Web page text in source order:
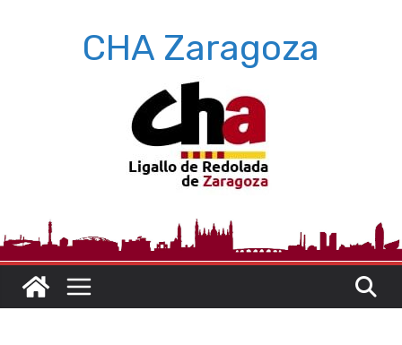
CHA Zaragoza